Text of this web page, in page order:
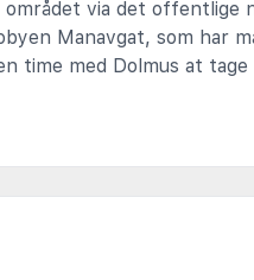
via det offentlige
Manavgat, som har
time med Dolmus at tage